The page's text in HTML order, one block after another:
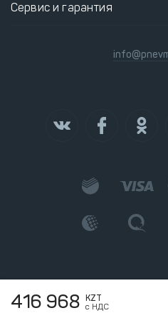
416 968 KZT
с НДС
Сервис и гарантия